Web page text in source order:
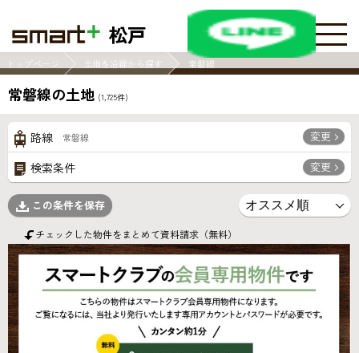
松戸
トップページ 土地を沿線から探す 常磐線
常磐線の土地 (1,725件)
路線 常磐線 変更
検索条件 変更
この条件を保存
チェックした物件をまとめて資料請求（無料）